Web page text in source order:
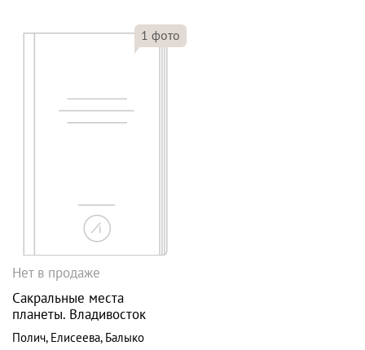
1 фото
Нет в продаже
Сакральные места
планеты. Владивосток
Полич, Елисеева, Балыко